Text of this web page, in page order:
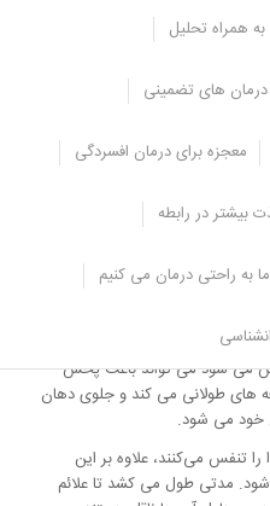
همراه تحلیل
درمان های تضمینی
معجزه برای درمان افسردگی
بیشتر در رابطه
به راحتی درمان می کنیم
کرونا باعث افزایش نگرانی
ایم و همیشه پزشکان توصیه کرده
مبتلا نشوند. از آنجایی که
راه های انتقال آن هم شبیه
هوا می باشد، فردی که عطسه می
می شود می تواند باعث پخش
های طولانی می کند و جلوی دهان
خود می شود.
تنفس می‌کنند، علاوه بر این
مدتی طول می کشد تا علائم